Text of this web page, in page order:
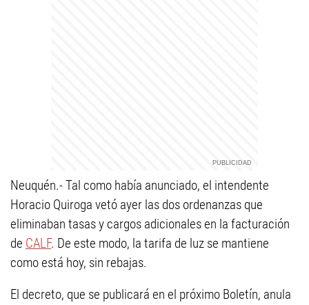
Neuquén.- Tal como había anunciado, el intendente
Horacio Quiroga vetó ayer las dos ordenanzas que
eliminaban tasas y cargos adicionales en la facturación
de CALF. De este modo, la tarifa de luz se mantiene
como está hoy, sin rebajas.
El decreto, que se publicará en el próximo Boletín, anula